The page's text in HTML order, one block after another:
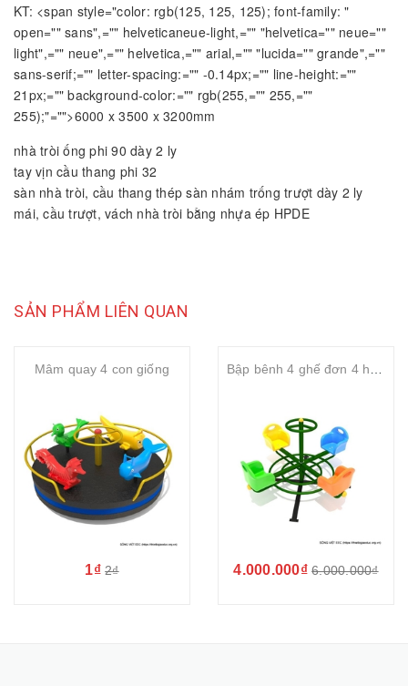
KT: <span style="color: rgb(125, 125, 125); font-family: "
open="" sans",="" helveticaneue-light,="" "helvetica="" neue=""
light",="" neue",="" helvetica,="" arial,="" "lucida="" grande",=""
sans-serif;="" letter-spacing:="" -0.14px;="" line-height:=""
21px;="" background-color:="" rgb(255,="" 255,=""
255);"="">6000 x 3500 x 3200mm
nhà tròi ống phi 90 dày 2 ly
tay vịn cầu thang phi 32
sàn nhà tròi, cầu thang thép sàn nhám trống trượt dày 2 ly
mái, cầu trượt, vách nhà tròi bằng nhựa ép HPDE
SẢN PHẨM LIÊN QUAN
Mâm quay 4 con giống
1₫ 2₫ 4.000.000₫ 6.000.000₫